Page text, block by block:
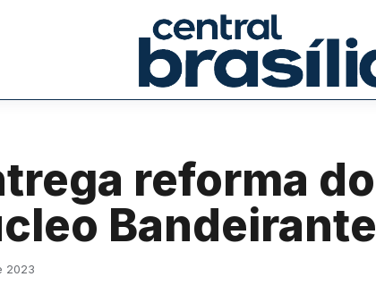
reforma do
Bandeirante
2023